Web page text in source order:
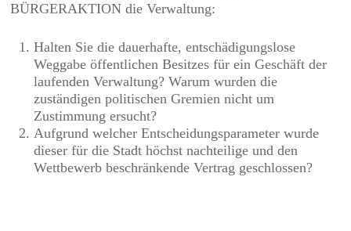
BÜRGERAKTION die Verwaltung:
Halten Sie die dauerhafte, entschädigungslose
Weggabe öffentlichen Besitzes für ein Geschäft der
laufenden Verwaltung? Warum wurden die
zuständigen politischen Gremien nicht um
Zustimmung ersucht?
Aufgrund welcher Entscheidungsparameter wurde
dieser für die Stadt höchst nachteilige und den
Wettbewerb beschränkende Vertrag geschlossen?